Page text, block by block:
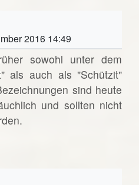
2016 14:49
sowohl unter dem
als auch als "Schützit"
sind heute
und sollten nicht